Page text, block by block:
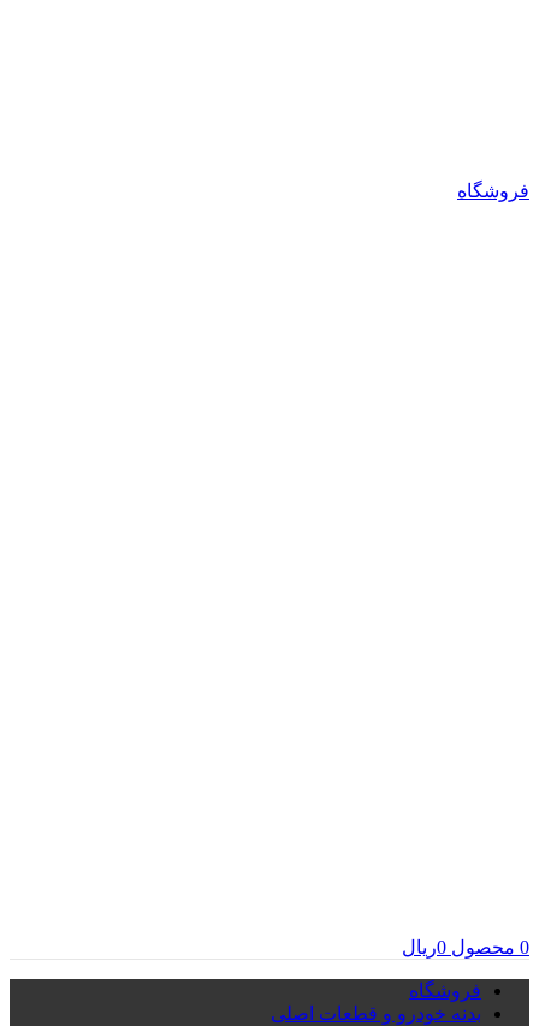
فروشگاه
0 محصول 0ریال
فروشگاه
بدنه خودرو و قطعات اصلی